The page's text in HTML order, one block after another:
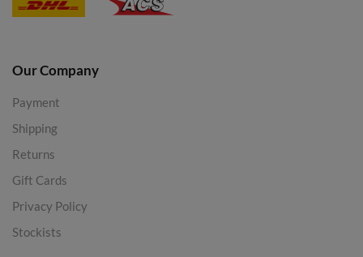
Our Company
Payment
Shipping
Returns
Gift Cards
Privacy Policy
Stockists